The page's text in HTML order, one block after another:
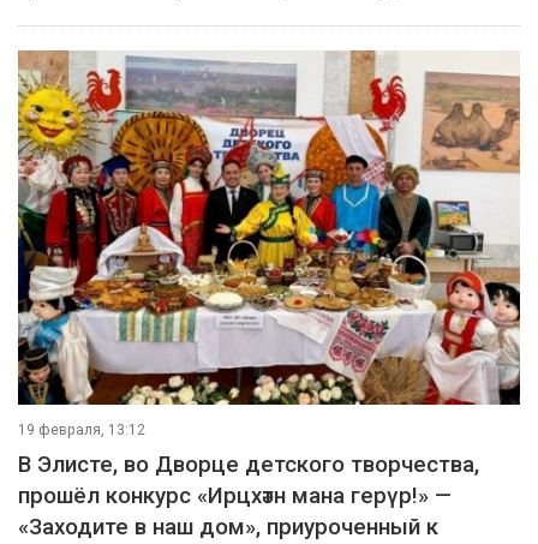
19 февраля, 13:12
В Элисте, во Дворце детского творчества,
прошёл конкурс «Ирцхәтн мана герүр!» —
«Заходите в наш дом», приуроченный к